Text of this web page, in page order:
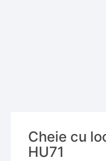
Cheie cu
HU71